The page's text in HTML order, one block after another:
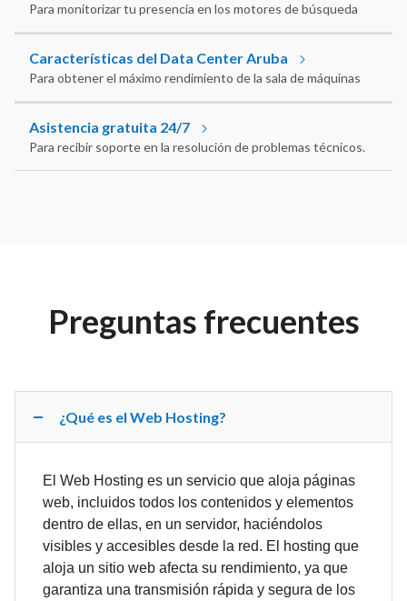
Para monitorizar tu presencia en los motores de búsqueda
Características del Data Center Aruba
Para obtener el máximo rendimiento de la sala de máquinas
Asistencia gratuita 24/7
Para recibir soporte en la resolución de problemas técnicos.
Preguntas frecuentes
¿Qué es el Web Hosting?
El Web Hosting es un servicio que aloja páginas
web, incluidos todos los contenidos y elementos
dentro de ellas, en un servidor, haciéndolos
visibles y accesibles desde la red. El hosting que
aloja un sitio web afecta su rendimiento, ya que
garantiza una transmisión rápida y segura de los